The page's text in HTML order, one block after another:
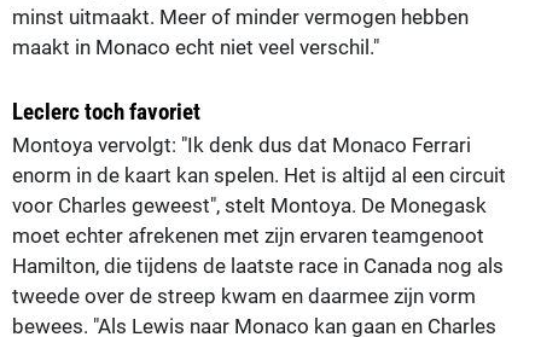
minst uitmaakt. Meer of minder vermogen hebben
maakt in Monaco echt niet veel verschil."
Leclerc toch favoriet
Montoya vervolgt: "Ik denk dus dat Monaco Ferrari
enorm in de kaart kan spelen. Het is altijd al een circuit
voor Charles geweest", stelt Montoya. De Monegask
moet echter afrekenen met zijn ervaren teamgenoot
Hamilton, die tijdens de laatste race in Canada nog als
tweede over de streep kwam en daarmee zijn vorm
bewees. "Als Lewis naar Monaco kan gaan en Charles